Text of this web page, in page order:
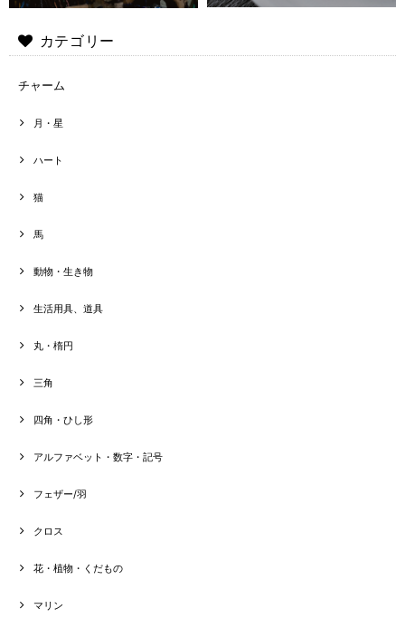
カテゴリー
チャーム
月・星
ハート
猫
馬
動物・生き物
生活用具、道具
丸・楕円
三角
四角・ひし形
アルファベット・数字・記号
フェザー/羽
クロス
花・植物・くだもの
マリン